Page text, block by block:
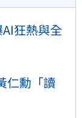
狂熱與全
仁勳「讀